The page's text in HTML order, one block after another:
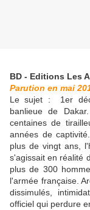
BD - Editions Les
Parution en mai
Le sujet :
1er
banlieue de
centaines de
années de
plus de vingt ans,
s'agissait en réalité
plus de 300
l'armée française.
dissimulés,
officiel qui perdure